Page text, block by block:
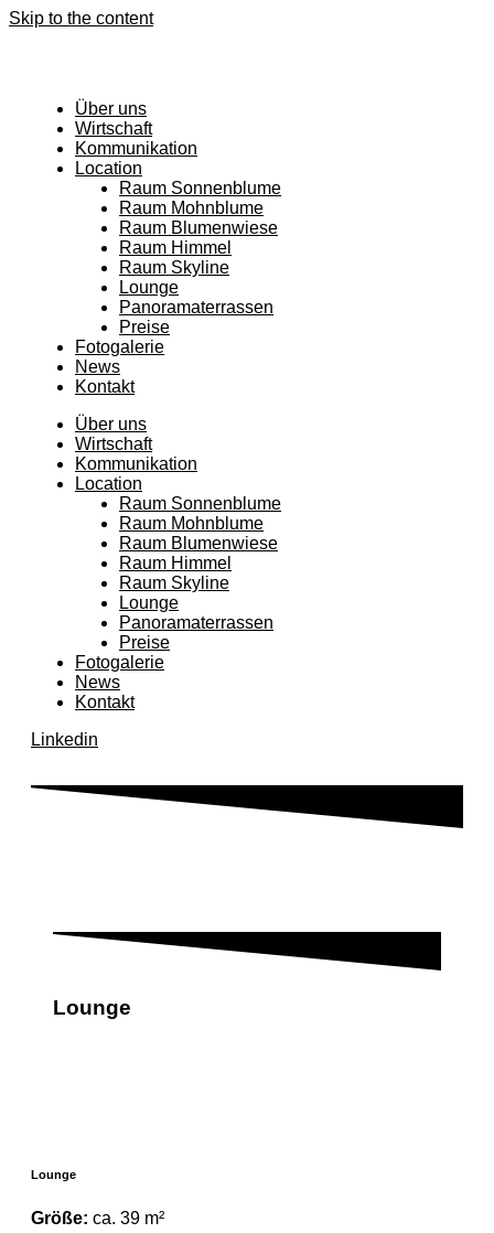
Skip to the content
Über uns
Wirtschaft
Kommunikation
Location
Raum Sonnenblume
Raum Mohnblume
Raum Blumenwiese
Raum Himmel
Raum Skyline
Lounge
Panoramaterrassen
Preise
Fotogalerie
News
Kontakt
Über uns
Wirtschaft
Kommunikation
Location
Raum Sonnenblume
Raum Mohnblume
Raum Blumenwiese
Raum Himmel
Raum Skyline
Lounge
Panoramaterrassen
Preise
Fotogalerie
News
Kontakt
Linkedin
Lounge
Lounge
Größe: ca. 39 m²